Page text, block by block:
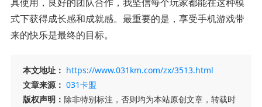
具使用，良好的团队合作，我坚信每个玩家都能在这种模
式下获得成长感和成就感。最重要的是，享受手机游戏带
来的快乐是最终的目标。
本文地址： https://www.031km.com/zx/3513.html
文章来源： 031卡盟
版权声明： 除非特别标注，否则均为本站原创文章，转载时